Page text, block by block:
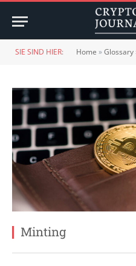
SIE SIND HIER: Home »Glossary
Minting